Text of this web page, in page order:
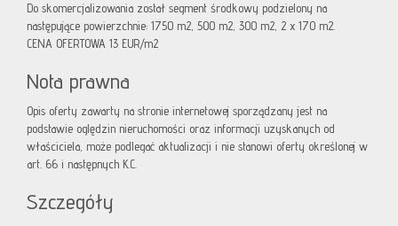
Do skomercjalizowania został segment środkowy podzielony na
następujące powierzchnie: 1750 m2, 500 m2, 300 m2, 2 x 170 m2.
CENA OFERTOWA 13 EUR/m2
Nota prawna
Opis oferty zawarty na stronie internetowej sporządzany jest na
podstawie oględzin nieruchomości oraz informacji uzyskanych od
właściciela, może podlegać aktualizacji i nie stanowi oferty określonej w
art. 66 i następnych K.C.
Szczegóły